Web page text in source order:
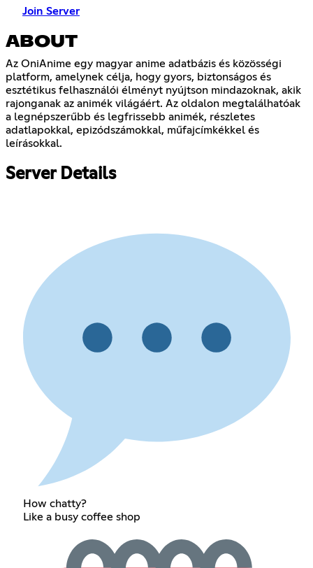
Join Server
ABOUT
Az OniAnime egy magyar anime adatbázis és közösségi
platform, amelynek célja, hogy gyors, biztonságos és
esztétikus felhasználói élményt nyújtson mindazoknak, akik
rajonganak az animék világáért. Az oldalon megtalálhatóak
a legnépszerűbb és legfrissebb animék, részletes
adatlapokkal, epizódszámokkal, műfajcímkékkel és
leírásokkal.
Server Details
How chatty?
Like a busy coffee shop